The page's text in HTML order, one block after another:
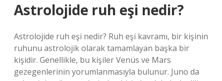
Astrolojide ruh eşi nedir?
Astrolojide ruh eşi nedir? Ruh eşi kavramı, bir kişinin
ruhunu astrolojik olarak tamamlayan başka bir
kişidir. Genellikle, bu kişiler Venüs ve Mars
gezegenlerinin yorumlanmasıyla bulunur. Juno da